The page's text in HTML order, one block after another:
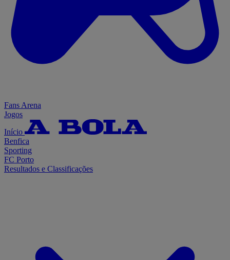
Fans Arena
Jogos
Início
Benfica
Sporting
FC Porto
Resultados e Classificações